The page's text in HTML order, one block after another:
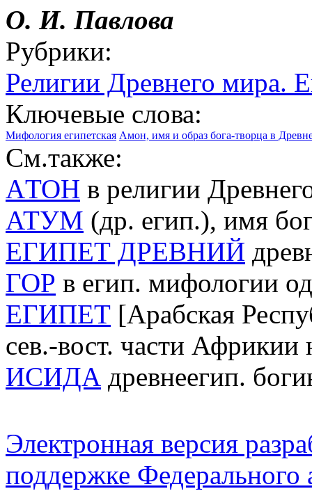
О. И. Павлова
Рубрики:
Религии Древнего мира.
Ключевые слова:
Мифология египетская Амон, имя и образ бога-творца в
См.также:
AТОН в религии
АТУМ (др. егип.), имя
ЕГИПЕТ ДРЕВНИЙ
ГОР в егип. мифологии
ЕГИПЕТ [Арабская
сев.-вост. части
ИСИДА древнеегип.
Электронная версия
поддержке Федерального